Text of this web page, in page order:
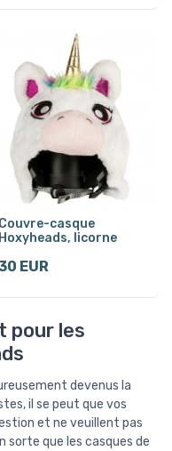
Couvre-casque
Hoxyheads, licorne
EUR
pour les
devenus la
il se peut que vos
et ne veuillent pas
sorte que les casques de